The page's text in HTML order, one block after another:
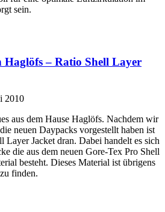
sein.
Haglöfs – Ratio Shell Layer
2010
aus dem Hause Haglöfs. Nachdem wir
neuen Daypacks vorgestellt haben ist
Layer Jacket dran. Dabei handelt es sich
die aus dem neuen Gore-Tex Pro Shell
besteht. Dieses Material ist übrigens
finden.